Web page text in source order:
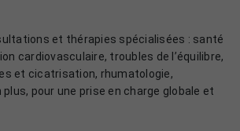
et thérapies spécialisées : santé
cardiovasculaire, troubles de l’équilibre,
et cicatrisation, rhumatologie,
pour une prise en charge globale et